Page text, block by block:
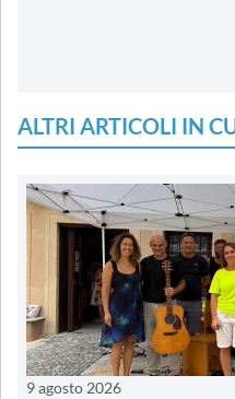
ALTRI ARTICOLI IN
9 agosto 2026